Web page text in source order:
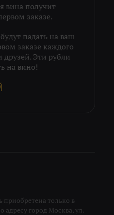
вина получит
заказе.
падать на ваш
заказе каждого
Эти рубли
на вино!
только в
адресу город Москва, ул.